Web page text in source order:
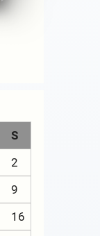
S
2
9
16